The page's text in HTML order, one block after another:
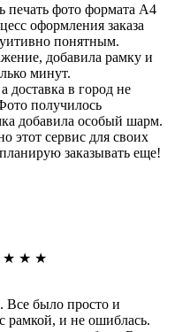
печать фото формата А4
оформления заказа
понятным.
добавила рамку и
минут.
доставка в город не
получилось
добавила особый шарм.
этот сервис для своих
заказывать еще!
★ ★ ★
Все было просто и
рамкой, и не ошиблась.